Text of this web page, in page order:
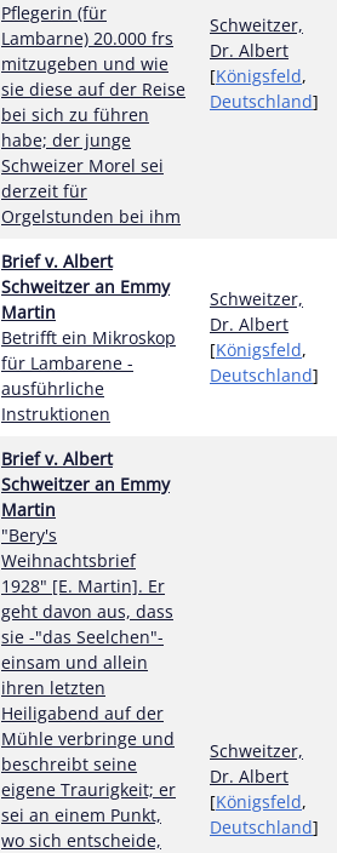
Pflegerin (für
Lambarne) 20.000 frs
mitzugeben und wie
sie diese auf der Reise
bei sich zu führen
habe; der junge
Schweizer Morel sei
derzeit für
Orgelstunden bei ihm
Schweitzer,
Dr. Albert
[Königsfeld,
Deutschland]
Brief v. Albert
Schweitzer an Emmy
Martin
Betrifft ein Mikroskop
für Lambarene -
ausführliche
Instruktionen
Schweitzer,
Dr. Albert
[Königsfeld,
Deutschland]
Brief v. Albert
Schweitzer an Emmy
Martin
"Bery's
Weihnachtsbrief
1928" [E. Martin]. Er
geht davon aus, dass
sie -"das Seelchen"-
einsam und allein
ihren letzten
Heiligabend auf der
Mühle verbringe und
beschreibt seine
eigene Traurigkeit; er
sei an einem Punkt,
wo sich entscheide,
Schweitzer,
Dr. Albert
[Königsfeld,
Deutschland]